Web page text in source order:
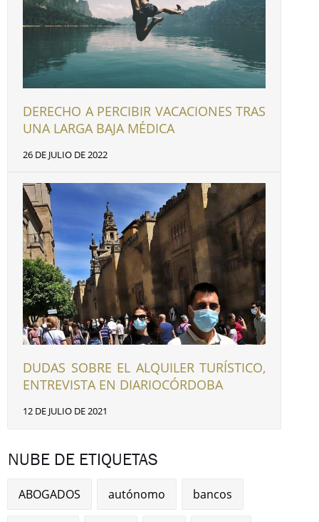
DERECHO A PERCIBIR VACACIONES TRAS
UNA LARGA BAJA MÉDICA
26 DE JULIO DE 2022
DUDAS SOBRE EL ALQUILER TURÍSTICO,
ENTREVISTA EN DIARIOCÓRDOBA
12 DE JULIO DE 2021
NUBE DE ETIQUETAS
ABOGADOS autónomo bancos